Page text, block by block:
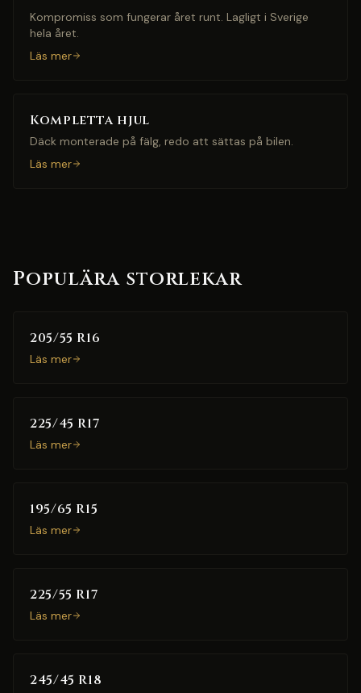
Kompromiss som fungerar året runt. Lagligt i Sverige
hela året.
Läs mer
Kompletta hjul
Däck monterade på fälg, redo att sättas på bilen.
Läs mer
Populära storlekar
205/55 R16
Läs mer
225/45 R17
Läs mer
195/65 R15
Läs mer
225/55 R17
Läs mer
245/45 R18